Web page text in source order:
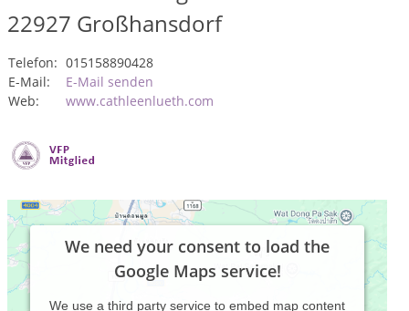
22927 Großhansdorf
Telefon: 015158890428
E-Mail:
E-Mail senden
Web:
www.cathleenlueth.com
We need your consent to load the
Google Maps service!
We use a third party service to embed map content